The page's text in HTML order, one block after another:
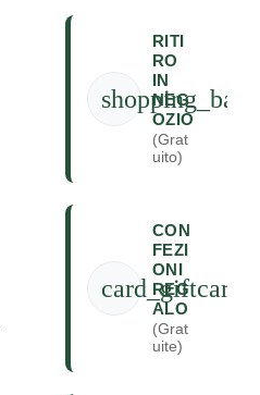
shopping_bag
RITI
RO
IN
NEG
OZIO
(Grat
uito)
card_giftcard
CON
FEZI
ONI
REG
ALO
(Grat
uite)